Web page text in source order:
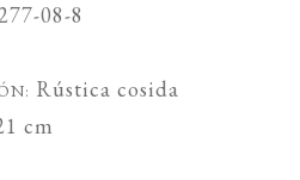
08-8
Rústica cosida
cm